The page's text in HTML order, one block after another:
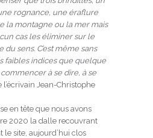
rognance, une éraflure
la montagne ou la mer mais
cas les éliminer sur le
sens. C’est même sans
faibles indices que quelque
à se dire, à se
Jean-Christophe
en tête que nous avons
2020 la dalle recouvrant
le site, aujourd’hui clos